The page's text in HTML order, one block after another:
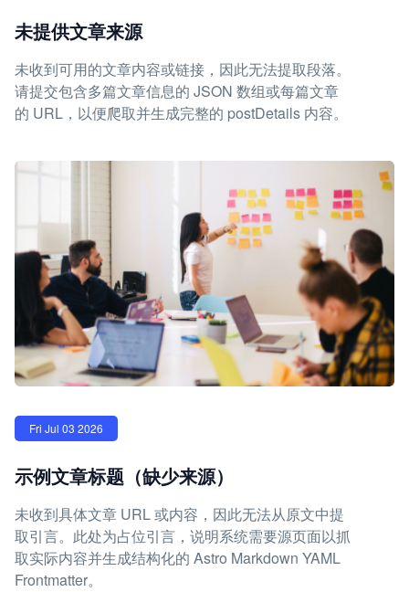
未提供文章来源
未收到可用的文章内容或链接，因此无法提取段落。
请提交包含多篇文章信息的 JSON 数组或每篇文章
的 URL，以便爬取并生成完整的 postDetails 内容。
Fri Jul 03 2026
示例文章标题（缺少来源）
未收到具体文章 URL 或内容，因此无法从原文中提
取引言。此处为占位引言，说明系统需要源页面以抓
取实际内容并生成结构化的 Astro Markdown YAML
Frontmatter。